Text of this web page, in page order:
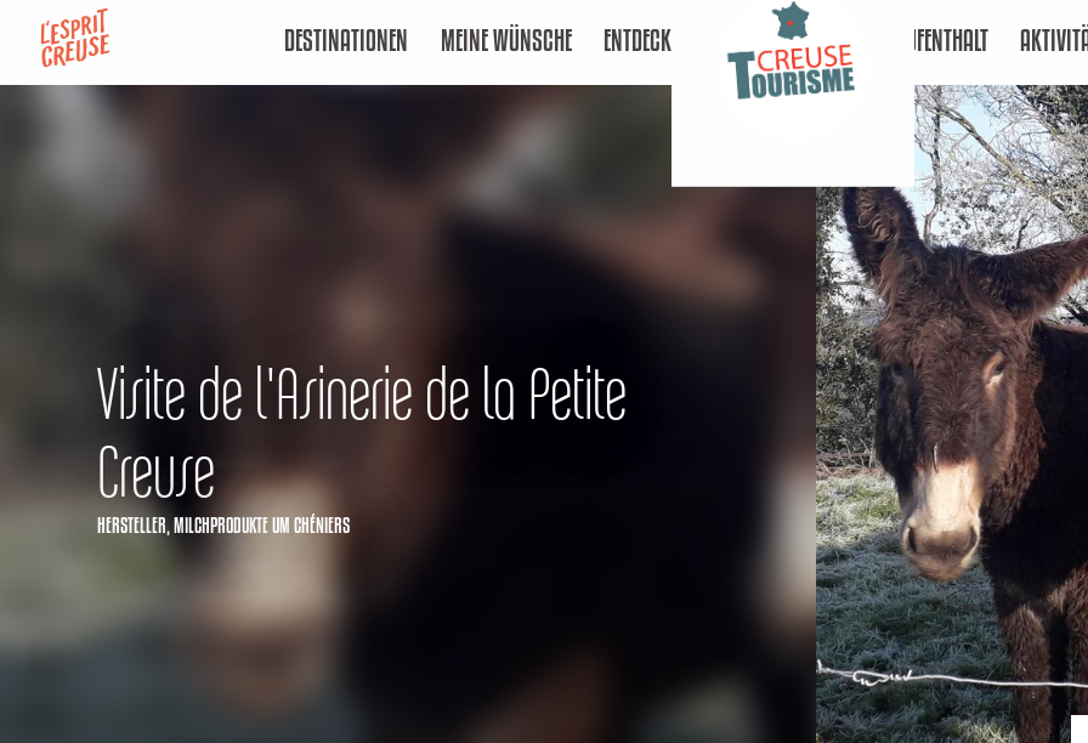
contenu
DESTINATIONEN MEINE WÜNSCHE ENTDECKEN AUFENTHALT
Visite de l'Asinerie de la Petite
Creuse
HERSTELLER, MILCHPRODUKTEUM CHÉNIERS